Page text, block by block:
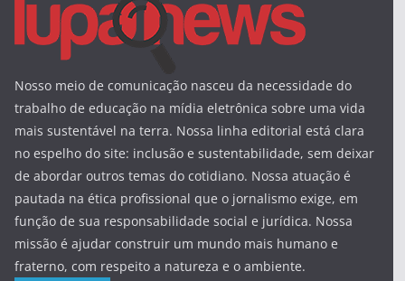
Nosso meio de comunicação nasceu da necessidade do
trabalho de educação na mídia eletrônica sobre uma vida
mais sustentável na terra. Nossa linha editorial está clara
no espelho do site: inclusão e sustentabilidade, sem deixar
de abordar outros temas do cotidiano. Nossa atuação é
pautada na ética profissional que o jornalismo exige, em
função de sua responsabilidade social e jurídica. Nossa
missão é ajudar construir um mundo mais humano e
fraterno, com respeito a natureza e o ambiente.